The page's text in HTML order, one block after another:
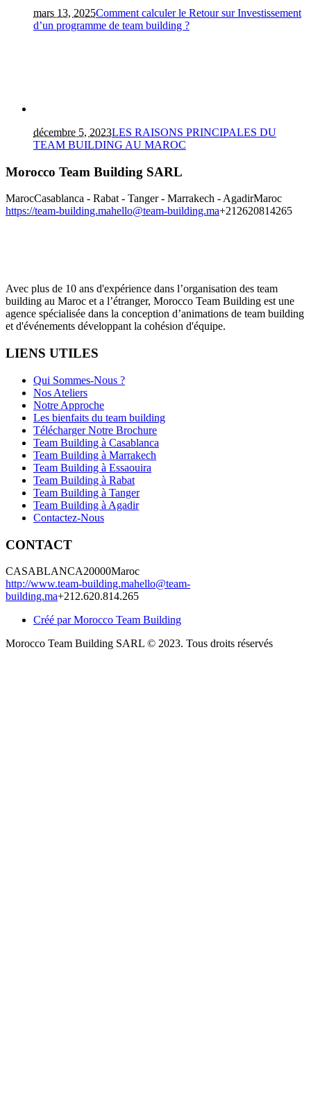
mars 13, 2025Comment calculer le Retour sur Investissement
d’un programme de team building ?
décembre 5, 2023LES RAISONS PRINCIPALES DU
TEAM BUILDING AU MAROC
Morocco Team Building SARL
MarocCasablanca - Rabat - Tanger - Marrakech - AgadirMaroc
https://team-building.mahello@team-building.ma+212620814265
Avec plus de 10 ans d'expérience dans l’organisation des team
building au Maroc et a l’étranger, Morocco Team Building est une
agence spécialisée dans la conception d’animations de team building
et d'événements développant la cohésion d'équipe.
LIENS UTILES
Qui Sommes-Nous ?
Nos Ateliers
Notre Approche
Les bienfaits du team building
Télécharger Notre Brochure
Team Building à Casablanca
Team Building à Marrakech
Team Building à Essaouira
Team Building à Rabat
Team Building à Tanger
Team Building à Agadir
Contactez-Nous
CONTACT
CASABLANCA20000Maroc
http://www.team-building.mahello@team-
building.ma+212.620.814.265
Créé par Morocco Team Building
Morocco Team Building SARL © 2023. Tous droits réservés